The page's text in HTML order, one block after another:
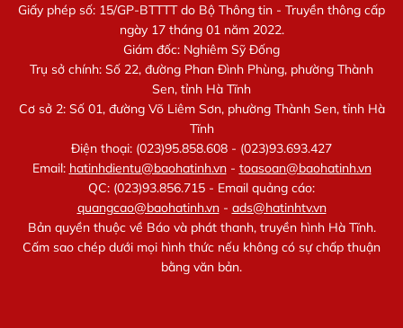
Giấy phép số: 15/GP-BTTTT do Bộ Thông tin - Truyền thông cấp
ngày 17 tháng 01 năm 2022.
Giám đốc: Nghiêm Sỹ Đống
Trụ sở chính: Số 22, đường Phan Đình Phùng, phường Thành
Sen, tỉnh Hà Tĩnh
Cơ sở 2: Số 01, đường Võ Liêm Sơn, phường Thành Sen, tỉnh Hà
Tĩnh
Điện thoại: (023)95.858.608 - (023)93.693.427
Email: hatinhdientu@baohatinh.vn- toasoan@baohatinh.vn
QC: (023)93.856.715 - Email quảng cáo:
quangcao@baohatinh.vn- ads@hatinhtv.vn
Bản quyền thuộc về Báo và phát thanh, truyền hình Hà Tĩnh.
Cấm sao chép dưới mọi hình thức nếu không có sự chấp thuận
bằng văn bản.